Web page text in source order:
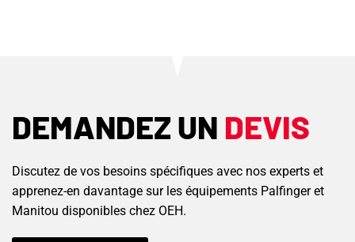
DEMANDEZ UN DEVIS
Discutez de vos besoins spécifiques avec nos experts et
apprenez-en davantage sur les équipements Palfinger et
Manitou disponibles chez OEH.